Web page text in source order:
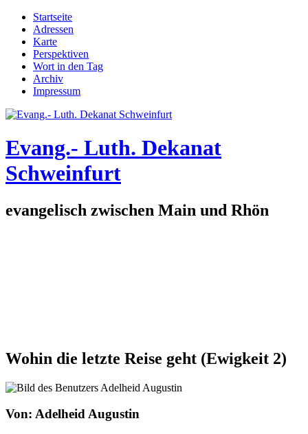
Direkt zum Inhalt
Hauptmenü
Startseite
Adressen
Karte
Perspektiven
Wort in den Tag
Archiv
Impressum
Evang.- Luth. Dekanat
Schweinfurt
evangelisch zwischen Main und Rhön
Wohin die letzte Reise geht (Ewigkeit 2)
Von: Adelheid Augustin